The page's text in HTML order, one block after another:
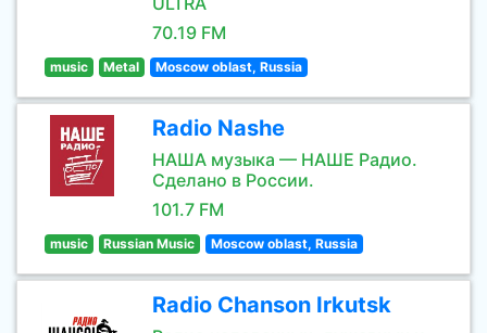
70.19 FM
music Metal Moscow oblast, Russia
Radio Nashe
НАША музыка — НАШЕ Радио.
Сделано в России.
101.7 FM
music Russian Music Moscow oblast, Russia
Radio Chanson Irkutsk